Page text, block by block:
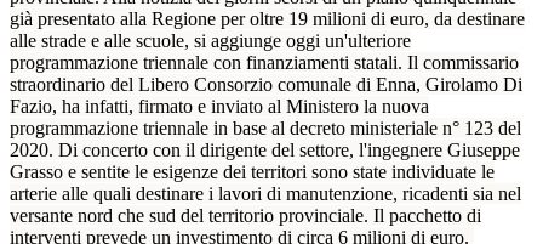
già presentato alla Regione per oltre 19 milioni di euro, da destinare
alle strade e alle scuole, si aggiunge oggi un'ulteriore
programmazione triennale con finanziamenti statali. Il commissario
straordinario del Libero Consorzio comunale di Enna, Girolamo Di
Fazio, ha infatti, firmato e inviato al Ministero la nuova
programmazione triennale in base al decreto ministeriale n° 123 del
2020. Di concerto con il dirigente del settore, l'ingegnere Giuseppe
Grasso e sentite le esigenze dei territori sono state individuate le
arterie alle quali destinare i lavori di manutenzione, ricadenti sia nel
versante nord che sud del territorio provinciale. Il pacchetto di
interventi prevede un investimento di circa 6 milioni di euro.